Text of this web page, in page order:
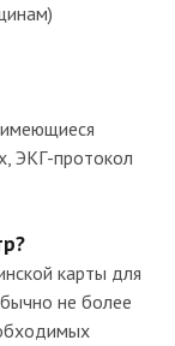
ЭКГ-протокол
карты для
не более